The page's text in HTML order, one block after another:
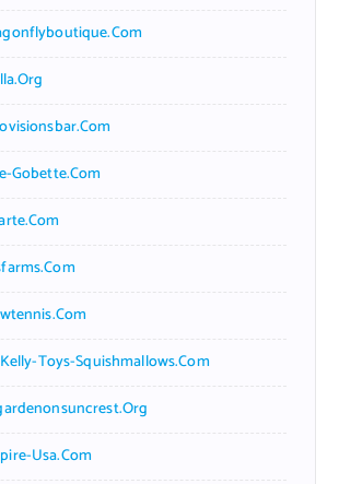
Gobette.com
Toys-Squishmallows.com
Usa.com